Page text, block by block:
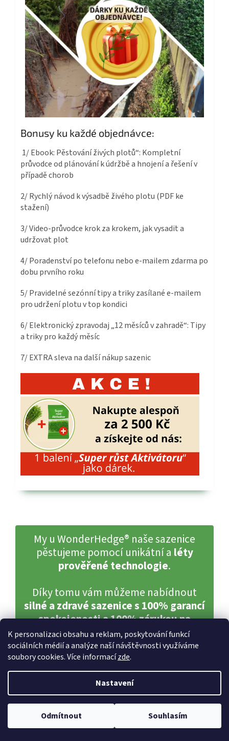
K personalizaci obsahu a reklam, poskytování funkcí
sociálních médií a analýze naší návštěvnosti využíváme
soubory cookies. Více informacízde.
Nastavení
Odmítnout Souhlasím
Bonusy ku každé objednávce:
1/ Ebook: Pěstování živých plotů“: Kompletní
průvodce od plánování k údržbě a hnojení a řešení v
případě chorob
2/ Rychlý návod k výsadbě živého plotu (PDF ke
stažení)
3/ Video-průvodce krok za krokem, jak vysadit a
udržovat plot
4/ Poradenství po telefonu nebo e-mailem zdarma po
dobu prvního roku
5/ Pravidelné sezónní tipy a triky zasílané e-mailem
pro udržení plotu v top kondici
6/ Elektronický zpravodaj „12 měsíců v zahradě“: Tipy
a triky pro každý měsíc
7/ EXTRA sleva na další nákup sazenic
My u WonderHedge® naše sazenice
pěstujeme pomocí unikátní a léty
prověřené technologie.
Díky tomu vám můžeme nabídnout
silné a zdravé sazenice s 100% garancí
spokojenosti a 100% zárukou na
ujmutí a růst.